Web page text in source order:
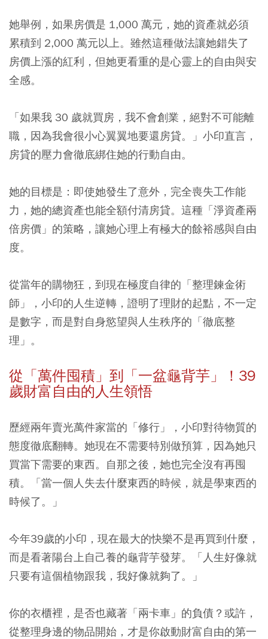
她舉例，如果房價是 1,000 萬元，她的資產就必須
累積到 2,000 萬元以上。雖然這種做法讓她錯失了
房價上漲的紅利，但她更看重的是心靈上的自由與安
全感。
「如果我 30 歲就買房，我不會創業，絕對不可能離
職，因為我會很小心翼翼地要還房貸。」小印直言，
房貸的壓力會徹底綁住她的行動自由。
她的目標是：即使她發生了意外，完全喪失工作能
力，她的總資產也能全額付清房貸。這種「淨資產兩
倍房價」的策略，讓她心理上有極大的餘裕感與自由
度。
從當年的購物狂，到現在極度自律的「整理鍊金術
師」，小印的人生逆轉，證明了理財的起點，不一定
是數字，而是對自身慾望與人生秩序的「徹底整
理」。
從「萬件囤積」到「一盆龜背芋」！39
歲財富自由的人生領悟
歷經兩年賣光萬件家當的「修行」，小印對待物質的
態度徹底翻轉。她現在不需要特別做預算，因為她只
買當下需要的東西。自那之後，她也完全沒有再囤
積。「當一個人失去什麼東西的時候，就是學東西的
時候了。」
今年39歲的小印，現在最大的快樂不是再買到什麼，
而是看著陽台上自己養的龜背芋發芽。「人生好像就
只要有這個植物跟我，我好像就夠了。」
你的衣櫃裡，是否也藏著「兩卡車」的負債？或許，
從整理身邊的物品開始，才是你啟動財富自由的第一